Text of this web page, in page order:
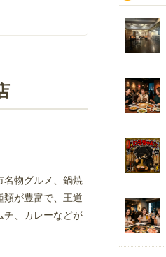
名物グルメ、鍋焼
類が豊富で、王道
チ、カレーなどが